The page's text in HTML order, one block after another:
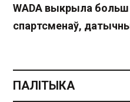
WADA выкрыла больш
спартсменаў,
ПАЛІТЫКА